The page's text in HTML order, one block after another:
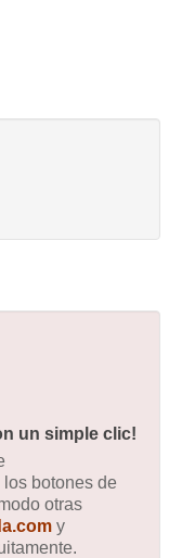
un simple clic!
botones de
otras
y